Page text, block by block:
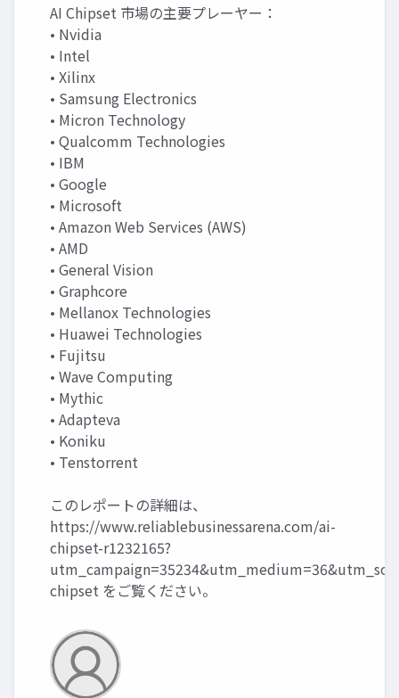
AI Chipset 市場の主要プレーヤー：
• Nvidia
• Intel
• Xilinx
• Samsung Electronics
• Micron Technology
• Qualcomm Technologies
• IBM
• Google
• Microsoft
• Amazon Web Services (AWS)
• AMD
• General Vision
• Graphcore
• Mellanox Technologies
• Huawei Technologies
• Fujitsu
• Wave Computing
• Mythic
• Adapteva
• Koniku
• Tenstorrent
このレポートの詳細は、
https://www.reliablebusinessarena.com/ai-
chipset-r1232165?
chipset をご覧ください。